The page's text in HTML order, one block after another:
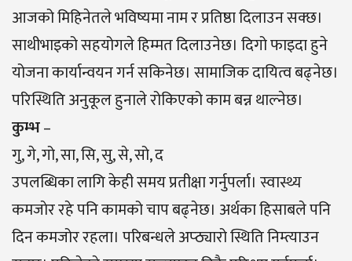
आजको मिहिनेतले भविष्यमा नाम र प्रतिष्ठा दिलाउन सक्छ।
साथीभाइको सहयोगले हिम्मत दिलाउनेछ। दिगो फाइदा हुने
योजना कार्यान्वयन गर्न सकिनेछ। सामाजिक दायित्व बढ्नेछ।
परिस्थिति अनुकूल हुनाले रोकिएको काम बन्न थाल्नेछ।
कुम्भ–
गु, गे, गो, सा, सि, सु, से, सो, द
उपलब्धिका लागि केही समय प्रतीक्षा गर्नुपर्ला। स्वास्थ्य
कमजाेर रहे पनि कामको चाप बढ्नेछ। अर्थका हिसाबले पनि
दिन कमजोर रहला। परिबन्धले अप्ठ्यारो स्थिति निम्त्याउन